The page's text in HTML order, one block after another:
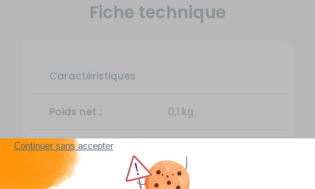
Fiche technique
Caractéristiques
Poids net : 0,1 kg
Hauteur :
Contenance : 45 cl